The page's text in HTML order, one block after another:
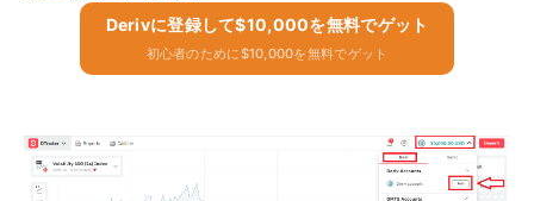
Derivに​​登録して$10,000を無料でゲット
初心者のために$10,000を無料でゲット